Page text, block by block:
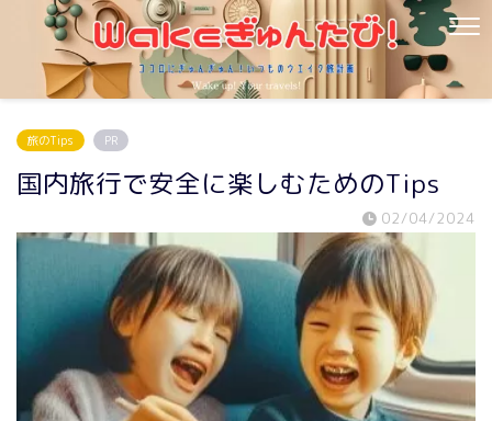
旅のTips PR
国内旅行で安全に楽しむためのTips
02/04/2024